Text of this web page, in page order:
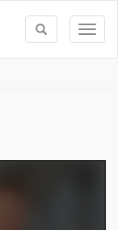
Toggle
search